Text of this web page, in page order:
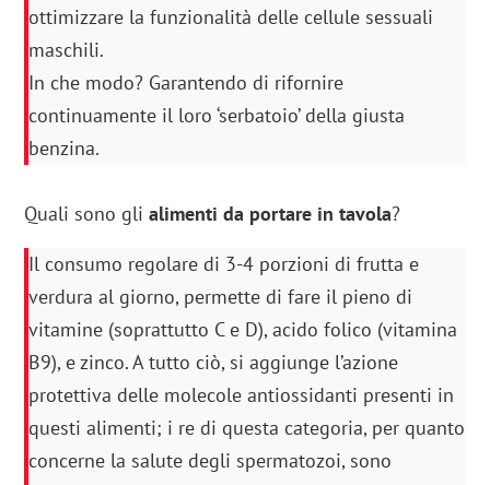
ottimizzare la funzionalità delle cellule sessuali
maschili.
In che modo? Garantendo di rifornire
continuamente il loro ‘serbatoio’ della giusta
benzina.
Quali sono glialimenti da portare in tavola?
Il consumo regolare di 3-4 porzioni di frutta e
verdura al giorno, permette di fare il pieno di
vitamine (soprattutto C e D), acido folico (vitamina
B9), e zinco. A tutto ciò, si aggiunge l’azione
protettiva delle molecole antiossidanti presenti in
questi alimenti; i re di questa categoria, per quanto
concerne la salute degli spermatozoi, sono